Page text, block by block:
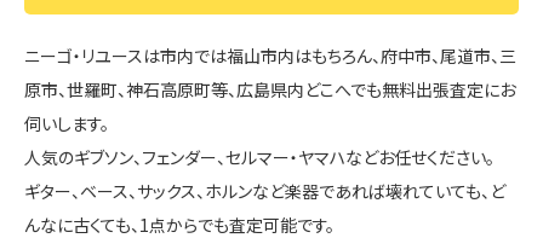
ニーゴ・リユースは市内では福山市内はもちろん、府中市、尾道市、三
原市、世羅町、神石高原町等、広島県内どこへでも無料出張査定にお
伺いします。
人気のギブソン、フェンダー、セルマー・ヤマハなどお任せください。
ギター、ベース、サックス、ホルンなど楽器であれば壊れていても、ど
んなに古くても、1点からでも査定可能です。